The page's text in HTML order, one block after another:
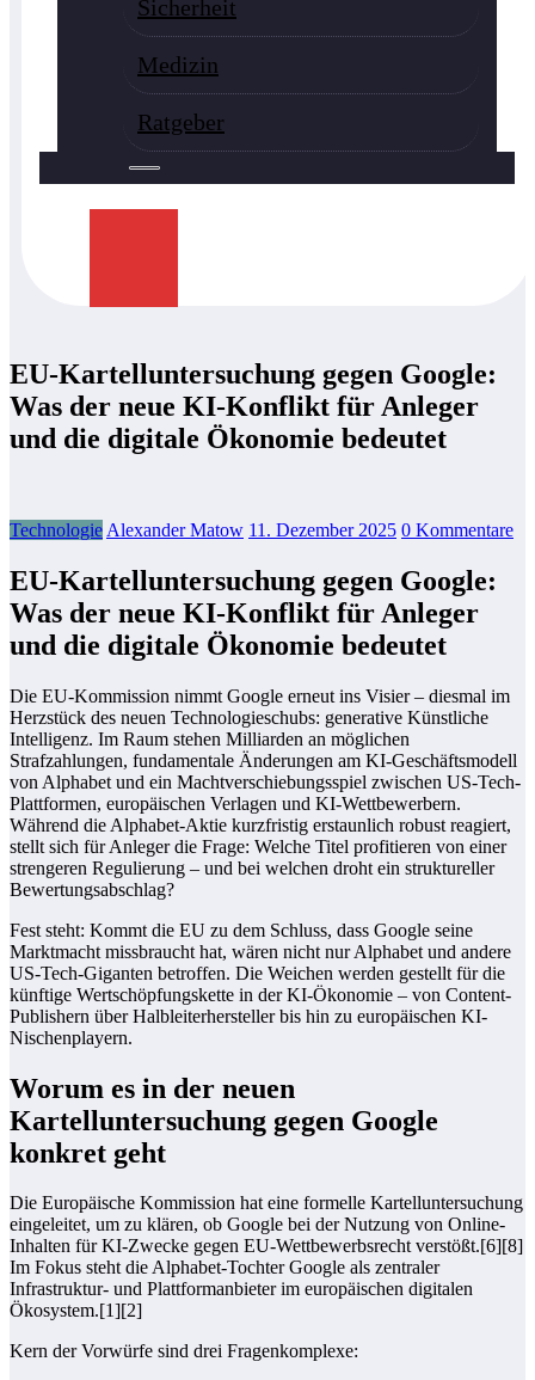
Sicherheit
Medizin
Ratgeber
EU-Kartelluntersuchung gegen Google:
Was der neue KI-Konflikt für Anleger
und die digitale Ökonomie bedeutet
Technologie Alexander Matow 11. Dezember 2025 0 Kommentare
EU-Kartelluntersuchung gegen Google:
Was der neue KI-Konflikt für Anleger
und die digitale Ökonomie bedeutet
Die EU-Kommission nimmt Google erneut ins Visier – diesmal im
Herzstück des neuen Technologieschubs: generative Künstliche
Intelligenz. Im Raum stehen Milliarden an möglichen
Strafzahlungen, fundamentale Änderungen am KI-Geschäftsmodell
von Alphabet und ein Machtverschiebungsspiel zwischen US-Tech-
Plattformen, europäischen Verlagen und KI-Wettbewerbern.
Während die Alphabet-Aktie kurzfristig erstaunlich robust reagiert,
stellt sich für Anleger die Frage: Welche Titel profitieren von einer
strengeren Regulierung – und bei welchen droht ein struktureller
Bewertungsabschlag?
Fest steht: Kommt die EU zu dem Schluss, dass Google seine
Marktmacht missbraucht hat, wären nicht nur Alphabet und andere
US-Tech-Giganten betroffen. Die Weichen werden gestellt für die
künftige Wertschöpfungskette in der KI-Ökonomie – von Content-
Publishern über Halbleiterhersteller bis hin zu europäischen KI-
Nischenplayern.
Worum es in der neuen
Kartelluntersuchung gegen Google
konkret geht
Die Europäische Kommission hat eine formelle Kartelluntersuchung
eingeleitet, um zu klären, ob Google bei der Nutzung von Online-
Inhalten für KI-Zwecke gegen EU-Wettbewerbsrecht verstößt.[6][8]
Im Fokus steht die Alphabet-Tochter Google als zentraler
Infrastruktur- und Plattformanbieter im europäischen digitalen
Ökosystem.[1][2]
Kern der Vorwürfe sind drei Fragenkomplexe: